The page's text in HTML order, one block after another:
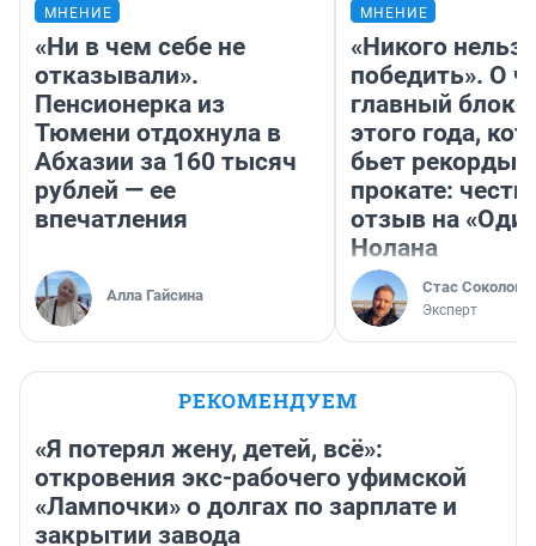
МНЕНИЕ
«Ни в чем себе не
отказывали».
Пенсионерка из
Тюмени отдохнула в
Абхазии за 160 тысяч
рублей — ее
впечатления
Алла Гайсина
МНЕНИЕ
«Никого нельзя
победить». О
главный
этого года,
бьет рекорды в
прокате:
отзыв на
Нолана
Стас Соколов
Эксперт
РЕКОМЕНДУЕМ
«Я потерял жену, детей, всё»:
откровения экс-рабочего уфимской
«Лампочки» о долгах по зарплате и
закрытии завода